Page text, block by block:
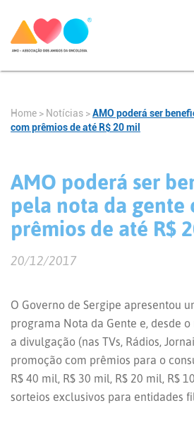
Home > Notícias >AMO poderá ser
com prêmios de até R$ 20 mil
AMO poderá ser
pela nota da gente
prêmios de até R$
20/12/2017
O Governo de Sergipe apresentou
programa Nota da Gente e, desde
a divulgação (nas TVs, Rádios,
promoção com prêmios para o
R$ 40 mil, R$ 30 mil, R$ 20 mil, R$
sorteios exclusivos para entidades